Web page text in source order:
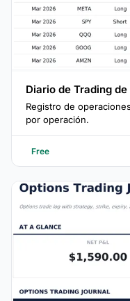
Diario de Trading
Registro de
por operación.
Free